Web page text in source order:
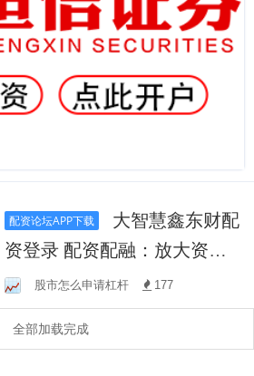
配资论坛APP下载
资登录 配资配融：放大资
金，助您把握投资机遇！
股市怎么申请杠杆 177
全部加载完成